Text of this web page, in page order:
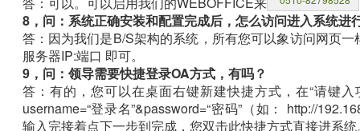
8，问：系统正确安装和配置完成后，怎么访问进入系统进
答：因为我们是B/S架构的系统，所有您可以象访问网页
服务器IP:端口 即可。
9，问：领导需要快捷登录OA方式，有吗？
答：有的，您可以在桌面右键新建快捷方式，在“请键
username=“登录名”&password=“密码”（如： http://
输入完接着点下一步到完成，您双击此快捷方式直接进系统